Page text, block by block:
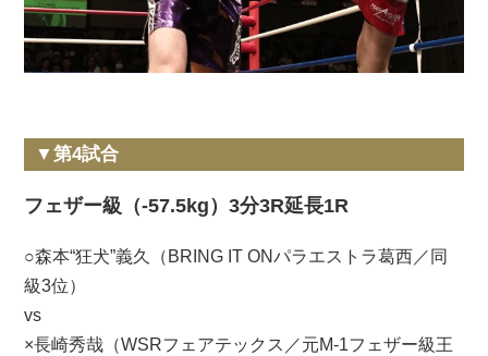
▼第4試合
フェザー級（-57.5kg）3分3R延長1R
○森本“狂犬”義久（BRING IT ONパラエストラ葛西／同
級3位）
vs
×長崎秀哉（WSRフェアテックス／元M-1フェザー級王